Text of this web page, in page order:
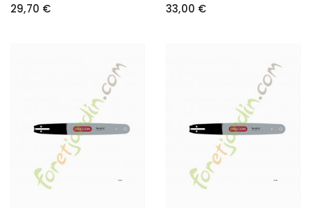
29,70 € 33,00 €